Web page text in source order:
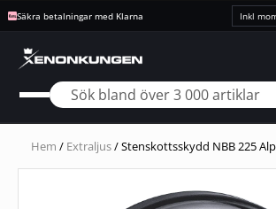
Säkra betalningar med Klarna
Välj
Hem / Extraljus/ Stenskottsskydd NBB 225